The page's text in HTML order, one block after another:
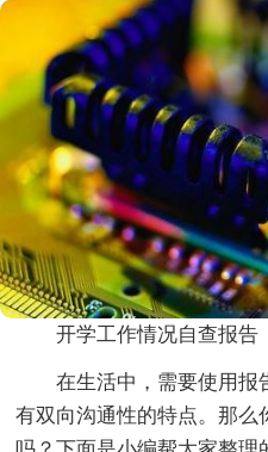
开学工作情况自查报告
在生活中，需要使用报
有双向沟通性的特点。那么